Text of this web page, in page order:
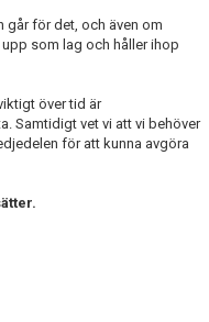
går för det, och även om
som lag och håller ihop
över tid är
Samtidigt vet vi att vi behöver
för att kunna avgöra